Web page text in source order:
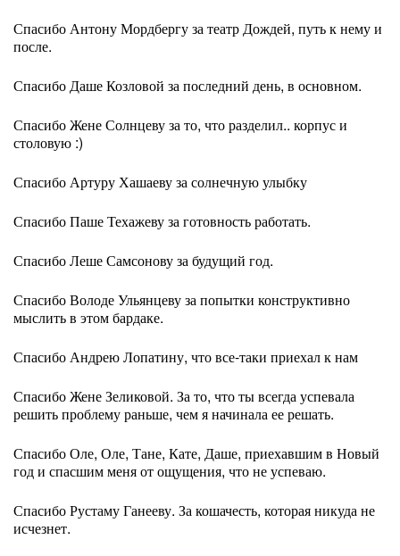
Спасибо Антону Мордбергу за театр Дождей, путь к нему и
после.
Спасибо Даше Козловой за последний день, в основном.
Спасибо Жене Солнцеву за то, что разделил.. корпус и
столовую :)
Спасибо Артуру Хашаеву за солнечную улыбку
Спасибо Паше Техажеву за готовность работать.
Спасибо Леше Самсонову за будущий год.
Спасибо Володе Ульянцеву за попытки конструктивно
мыслить в этом бардаке.
Спасибо Андрею Лопатину, что все-таки приехал к нам
Спасибо Жене Зеликовой. За то, что ты всегда успевала
решить проблему раньше, чем я начинала ее решать.
Спасибо Оле, Оле, Тане, Кате, Даше, приехавшим в Новый
год и спасшим меня от ощущения, что не успеваю.
Спасибо Рустаму Ганееву. За кошачесть, которая никуда не
исчезнет.